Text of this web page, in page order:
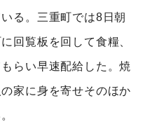
る。三重町では8日朝
回覧板を回して食糧、
らい早速配給した。焼
家に身を寄せそのほか